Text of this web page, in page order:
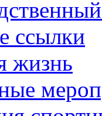
ссылки
жизнь